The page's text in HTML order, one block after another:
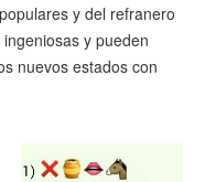
y del refranero
y pueden
nuevos estados con